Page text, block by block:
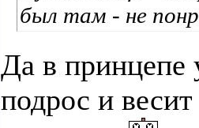
был там - не
Да в
подрос и